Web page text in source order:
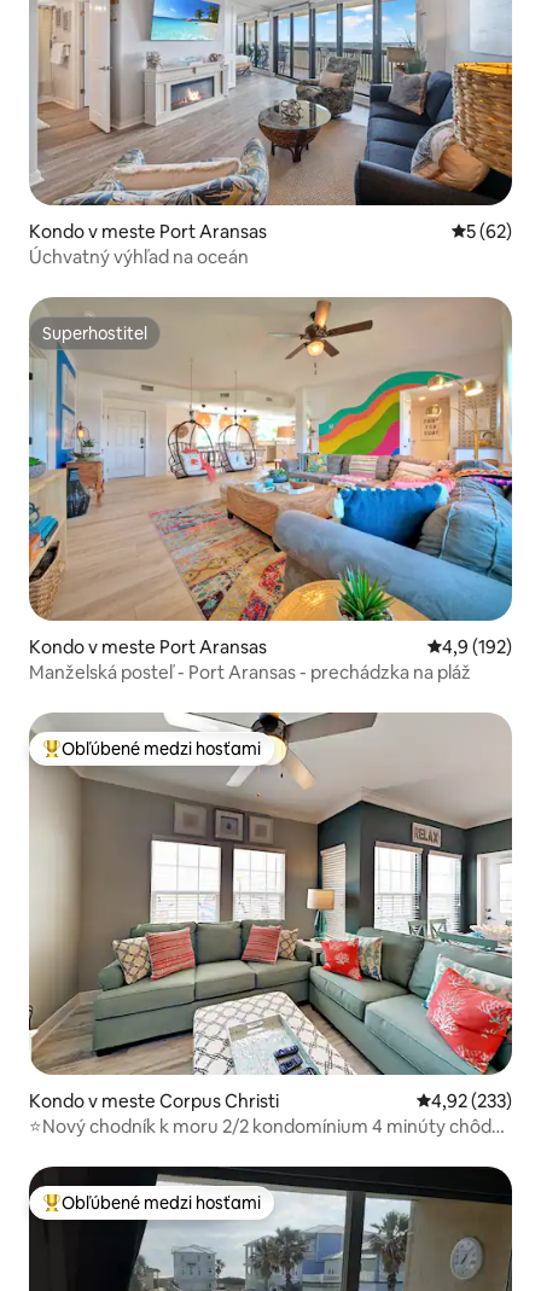
Kondo v meste Port Aransas
5 (62)
Úchvatný výhľad na oceán
Superhostiteľ
Superhostiteľ
Kondo v meste Port Aransas Priemerné
4,9 (192)
Manželská posteľ - Port Aransas - prechádzka na pláž
Najobľúbenejšie medzi hosťami
Obľúbené medzi hosťami
Kondo v meste Corpus Christi Priemerné
4,92 (233)
⭐Nový chodník k moru 2/2 kondomínium 4 minúty chôdze
Najobľúbenejšie medzi hosťami
Obľúbené medzi hosťami